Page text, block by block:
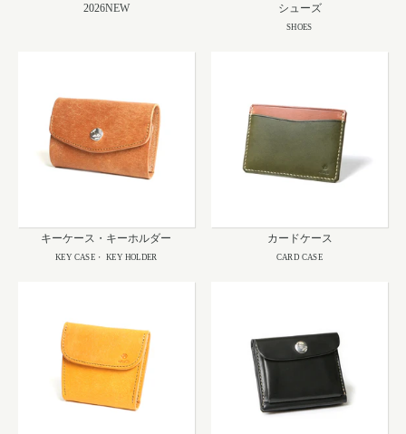
2026NEW シューズ
SHOES
キーケース・キーホルダー
KEY CASE・ KEY HOLDER
カードケース
CARD CASE